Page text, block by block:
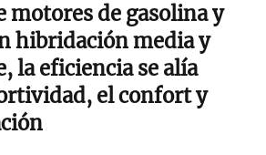
motores de gasolina y
hibridación media y
la eficiencia se alía
el confort y